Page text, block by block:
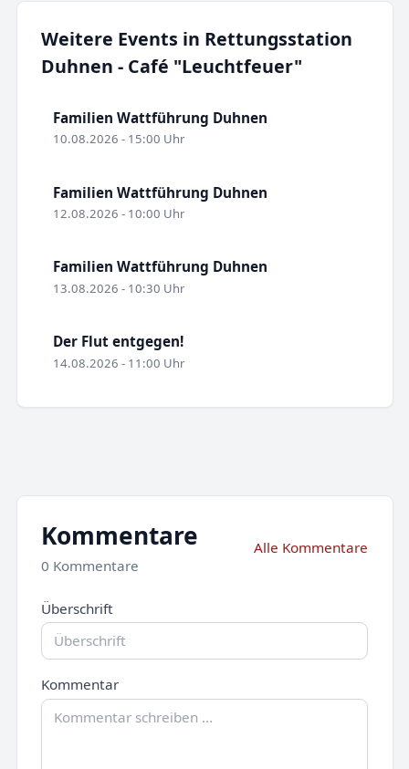
Weitere Events in Rettungsstation
Duhnen - Café "Leuchtfeuer"
Familien Wattführung Duhnen
10.08.2026 - 15:00 Uhr
Familien Wattführung Duhnen
12.08.2026 - 10:00 Uhr
Familien Wattführung Duhnen
13.08.2026 - 10:30 Uhr
Der Flut entgegen!
14.08.2026 - 11:00 Uhr
Kommentare
0 Kommentare
Alle Kommentare
Überschrift
Kommentar